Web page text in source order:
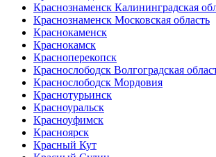
Краснознаменск Калининградская
Краснознаменск Московская область
Краснокаменск
Краснокамск
Красноперекопск
Краснослободск Волгоградская
Краснослободск Мордовия
Краснотурьинск
Красноуральск
Красноуфимск
Красноярск
Красный Кут